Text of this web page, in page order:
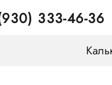
333-46-36